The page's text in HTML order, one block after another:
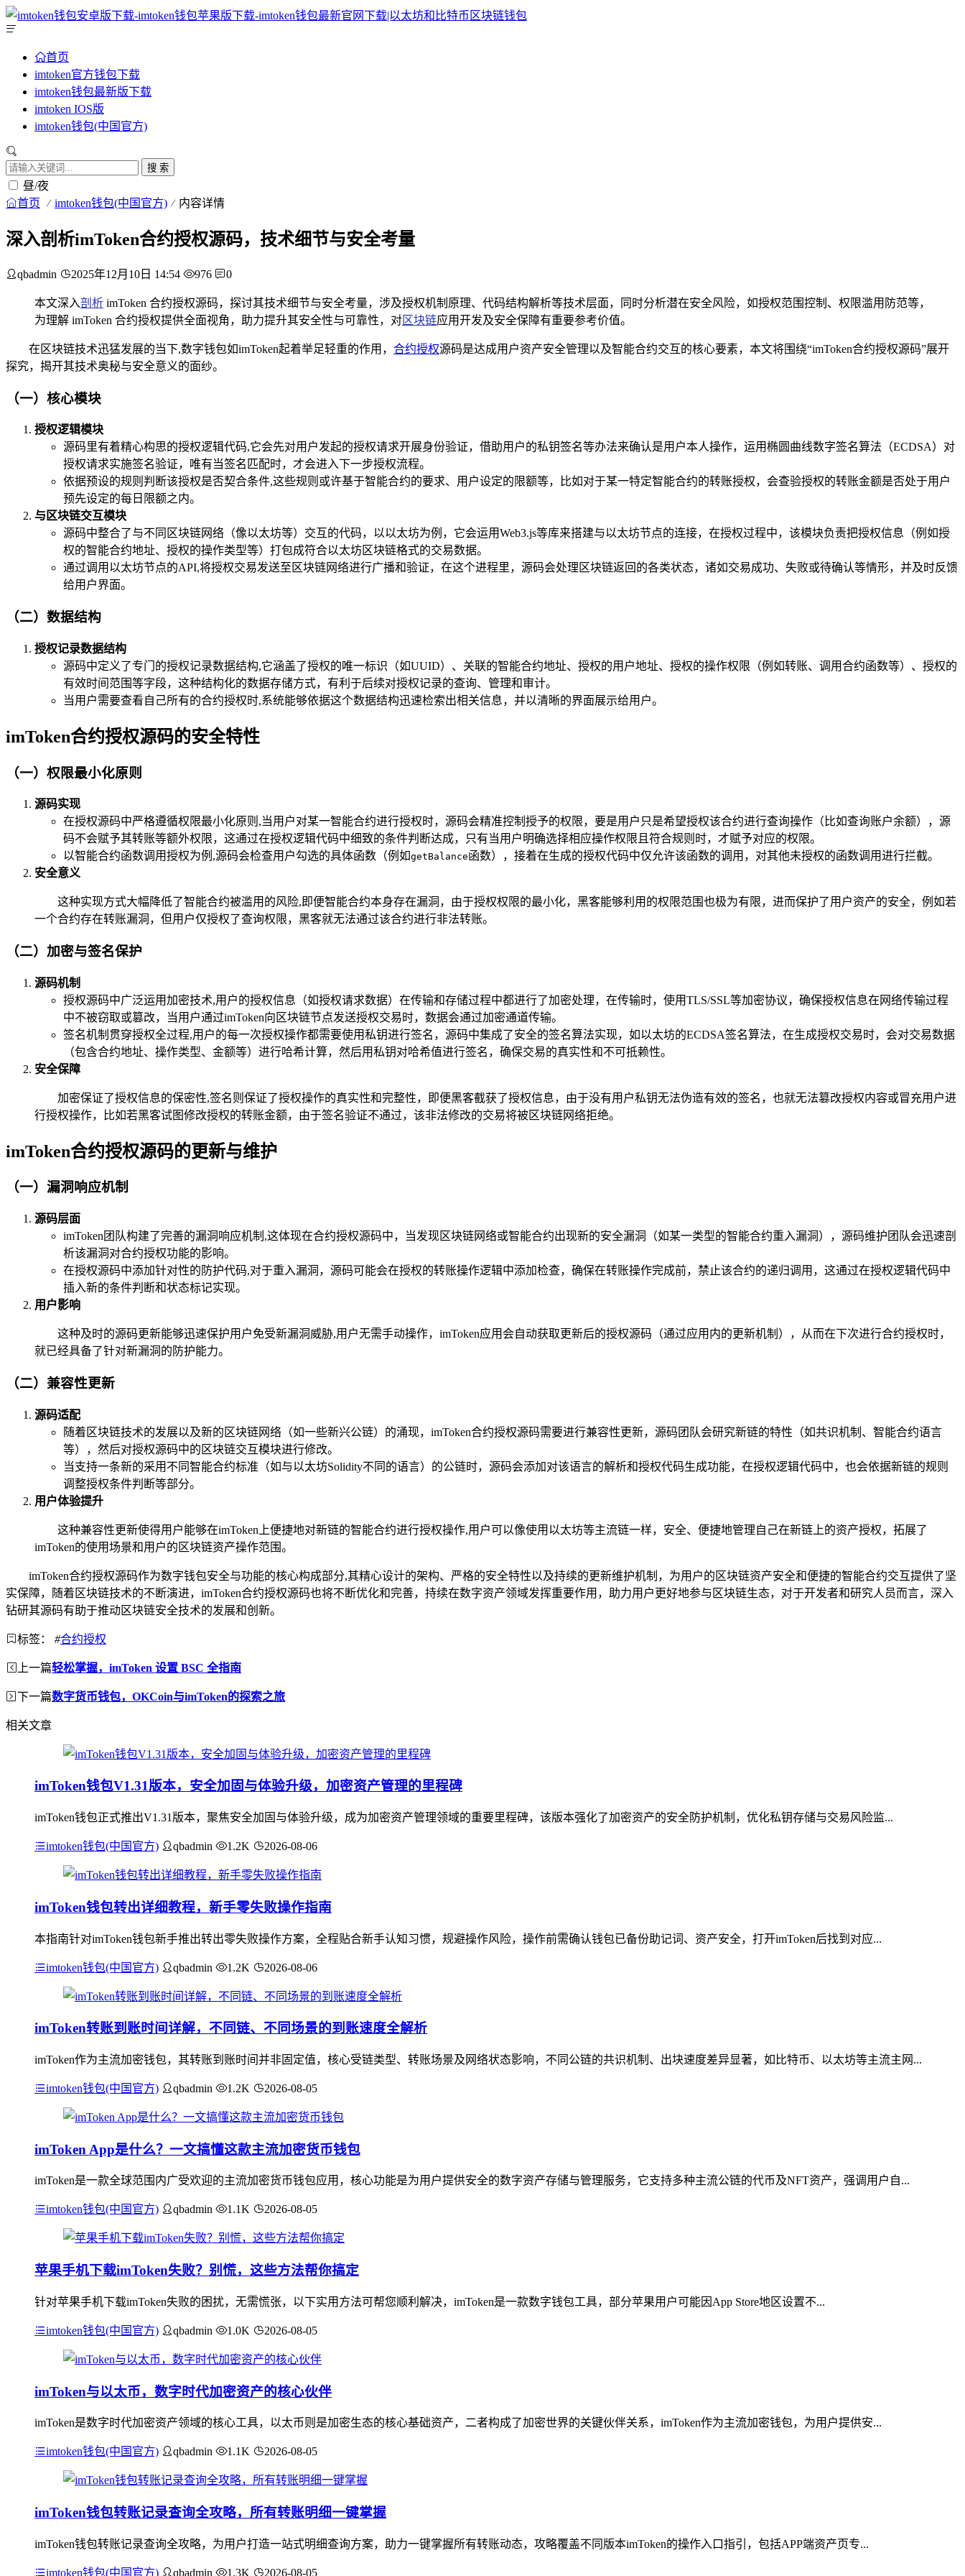
首页
imtoken官方钱包下载
imtoken钱包最新版下载
imtoken IOS版
imtoken钱包(中国官方)
搜 索
昼/夜
首页 imtoken钱包(中国官方) 内容详情
深入剖析imToken合约授权源码，技术细节与安全考量
qbadmin 2025年12月10日 14:54 976 0
本文深入剖析 imToken 合约授权源码，探讨其技术细节与安全考量，涉及授权机制原理、代码结构解析等技术层面，同时分析潜在安全风险，如授权范围控制、权限滥用防范等，
为理解 imToken 合约授权提供全面视角，助力提升其安全性与可靠性，对区块链应用开发及安全保障有重要参考价值。
在区块链技术迅猛发展的当下,数字钱包如imToken起着举足轻重的作用， 合约授权源码是达成用户资产安全管理以及智能合约交互的核心要素，本文将围绕“imToken合约授权源码”展开
探究，揭开其技术奥秘与安全意义的面纱。
（一）核心模块
授权逻辑模块
源码里有着精心构思的授权逻辑代码,它会先对用户发起的授权请求开展身份验证，借助用户的私钥签名等办法来确认是用户本人操作，运用椭圆曲线数字签名算法（ECDSA）对
授权请求实施签名验证，唯有当签名匹配时，才会进入下一步授权流程。
依据预设的规则判断该授权是否契合条件,这些规则或许基于智能合约的要求、用户设定的限额等，比如对于某一特定智能合约的转账授权，会查验授权的转账金额是否处于用户
预先设定的每日限额之内。
与区块链交互模块
源码中整合了与不同区块链网络（像以太坊等）交互的代码，以以太坊为例，它会运用Web3.js等库来搭建与以太坊节点的连接，在授权过程中，该模块负责把授权信息（例如授
权的智能合约地址、授权的操作类型等）打包成符合以太坊区块链格式的交易数据。
通过调用以太坊节点的API,将授权交易发送至区块链网络进行广播和验证，在这个进程里，源码会处理区块链返回的各类状态，诸如交易成功、失败或待确认等情形，并及时反馈
给用户界面。
（二）数据结构
授权记录数据结构
源码中定义了专门的授权记录数据结构,它涵盖了授权的唯一标识（如UUID）、关联的智能合约地址、授权的用户地址、授权的操作权限（例如转账、调用合约函数等）、授权的
有效时间范围等字段，这种结构化的数据存储方式，有利于后续对授权记录的查询、管理和审计。
当用户需要查看自己所有的合约授权时,系统能够依据这个数据结构迅速检索出相关信息，并以清晰的界面展示给用户。
imToken合约授权源码的安全特性
（一）权限最小化原则
源码实现
在授权源码中严格遵循权限最小化原则,当用户对某一智能合约进行授权时，源码会精准控制授予的权限，要是用户只是希望授权该合约进行查询操作（比如查询账户余额），源
码不会赋予其转账等额外权限，这通过在授权逻辑代码中细致的条件判断达成，只有当用户明确选择相应操作权限且符合规则时，才赋予对应的权限。
以智能合约函数调用授权为例,源码会检查用户勾选的具体函数（例如getBalance函数），接着在生成的授权代码中仅允许该函数的调用，对其他未授权的函数调用进行拦截。
安全意义
这种实现方式大幅降低了智能合约被滥用的风险,即便智能合约本身存在漏洞，由于授权权限的最小化，黑客能够利用的权限范围也极为有限，进而保护了用户资产的安全，例如若
一个合约存在转账漏洞，但用户仅授权了查询权限，黑客就无法通过该合约进行非法转账。
（二）加密与签名保护
源码机制
授权源码中广泛运用加密技术,用户的授权信息（如授权请求数据）在传输和存储过程中都进行了加密处理，在传输时，使用TLS/SSL等加密协议，确保授权信息在网络传输过程
中不被窃取或篡改，当用户通过imToken向区块链节点发送授权交易时，数据会通过加密通道传输。
签名机制贯穿授权全过程,用户的每一次授权操作都需要使用私钥进行签名，源码中集成了安全的签名算法实现，如以太坊的ECDSA签名算法，在生成授权交易时，会对交易数据
（包含合约地址、操作类型、金额等）进行哈希计算，然后用私钥对哈希值进行签名，确保交易的真实性和不可抵赖性。
安全保障
加密保证了授权信息的保密性,签名则保证了授权操作的真实性和完整性，即便黑客截获了授权信息，由于没有用户私钥无法伪造有效的签名，也就无法篡改授权内容或冒充用户进
行授权操作，比如若黑客试图修改授权的转账金额，由于签名验证不通过，该非法修改的交易将被区块链网络拒绝。
imToken合约授权源码的更新与维护
（一）漏洞响应机制
源码层面
imToken团队构建了完善的漏洞响应机制,这体现在合约授权源码中，当发现区块链网络或智能合约出现新的安全漏洞（如某一类型的智能合约重入漏洞），源码维护团队会迅速剖
析该漏洞对合约授权功能的影响。
在授权源码中添加针对性的防护代码,对于重入漏洞，源码可能会在授权的转账操作逻辑中添加检查，确保在转账操作完成前，禁止该合约的递归调用，这通过在授权逻辑代码中
插入新的条件判断和状态标记实现。
用户影响
这种及时的源码更新能够迅速保护用户免受新漏洞威胁,用户无需手动操作，imToken应用会自动获取更新后的授权源码（通过应用内的更新机制），从而在下次进行合约授权时，
就已经具备了针对新漏洞的防护能力。
（二）兼容性更新
源码适配
随着区块链技术的发展以及新的区块链网络（如一些新兴公链）的涌现，imToken合约授权源码需要进行兼容性更新，源码团队会研究新链的特性（如共识机制、智能合约语言
等），然后对授权源码中的区块链交互模块进行修改。
当支持一条新的采用不同智能合约标准（如与以太坊Solidity不同的语言）的公链时，源码会添加对该语言的解析和授权代码生成功能，在授权逻辑代码中，也会依据新链的规则
调整授权条件判断等部分。
用户体验提升
这种兼容性更新使得用户能够在imToken上便捷地对新链的智能合约进行授权操作,用户可以像使用以太坊等主流链一样，安全、便捷地管理自己在新链上的资产授权，拓展了
imToken的使用场景和用户的区块链资产操作范围。
imToken合约授权源码作为数字钱包安全与功能的核心构成部分,其精心设计的架构、严格的安全特性以及持续的更新维护机制，为用户的区块链资产安全和便捷的智能合约交互提供了坚
实保障，随着区块链技术的不断演进，imToken合约授权源码也将不断优化和完善，持续在数字资产领域发挥重要作用，助力用户更好地参与区块链生态，对于开发者和研究人员而言，深入
钻研其源码有助于推动区块链安全技术的发展和创新。
标签： #合约授权
上一篇轻松掌握，imToken 设置 BSC 全指南
下一篇数字货币钱包，OKCoin与imToken的探索之旅
相关文章
imToken钱包V1.31版本，安全加固与体验升级，加密资产管理的里程碑
imToken钱包正式推出V1.31版本，聚焦安全加固与体验升级，成为加密资产管理领域的重要里程碑，该版本强化了加密资产的安全防护机制，优化私钥存储与交易风险监...
imtoken钱包(中国官方) qbadmin 1.2K 2026-08-06
imToken钱包转出详细教程，新手零失败操作指南
本指南针对imToken钱包新手推出转出零失败操作方案，全程贴合新手认知习惯，规避操作风险，操作前需确认钱包已备份助记词、资产安全，打开imToken后找到对应...
imtoken钱包(中国官方) qbadmin 1.2K 2026-08-06
imToken转账到账时间详解，不同链、不同场景的到账速度全解析
imToken作为主流加密钱包，其转账到账时间并非固定值，核心受链类型、转账场景及网络状态影响，不同公链的共识机制、出块速度差异显著，如比特币、以太坊等主流主网...
imtoken钱包(中国官方) qbadmin 1.2K 2026-08-05
imToken App是什么？一文搞懂这款主流加密货币钱包
imToken是一款全球范围内广受欢迎的主流加密货币钱包应用，核心功能是为用户提供安全的数字资产存储与管理服务，它支持多种主流公链的代币及NFT资产，强调用户自...
imtoken钱包(中国官方) qbadmin 1.1K 2026-08-05
苹果手机下载imToken失败？别慌，这些方法帮你搞定
针对苹果手机下载imToken失败的困扰，无需慌张，以下实用方法可帮您顺利解决，imToken是一款数字钱包工具，部分苹果用户可能因App Store地区设置不...
imtoken钱包(中国官方) qbadmin 1.0K 2026-08-05
imToken与以太币，数字时代加密资产的核心伙伴
imToken是数字时代加密资产领域的核心工具，以太币则是加密生态的核心基础资产，二者构成了加密世界的关键伙伴关系，imToken作为主流加密钱包，为用户提供安...
imtoken钱包(中国官方) qbadmin 1.1K 2026-08-05
imToken钱包转账记录查询全攻略，所有转账明细一键掌握
imToken钱包转账记录查询全攻略，为用户打造一站式明细查询方案，助力一键掌握所有转账动态，攻略覆盖不同版本imToken的操作入口指引，包括APP端资产页专...
imtoken钱包(中国官方) qbadmin 1.3K 2026-08-05